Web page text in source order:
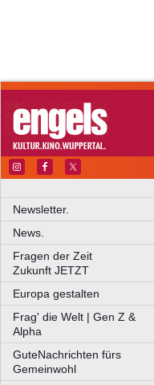
Newsletter.
News.
Fragen der Zeit
Zukunft JETZT
Europa gestalten
Frag' die Welt | Gen Z &
Alpha
GuteNachrichten fürs
Gemeinwohl